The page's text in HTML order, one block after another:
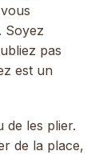
Soyez
pas
est un
de les plier.
de la place,